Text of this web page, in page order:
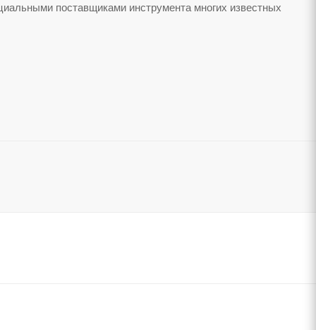
поставщиками инструмента многих известных